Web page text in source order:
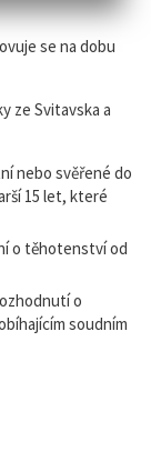
se na dobu
ze Svitavska a
nebo svěřené do
15 let, které
o těhotenství od
o
soudním